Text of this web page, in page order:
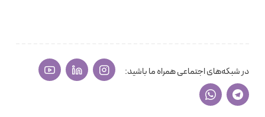
در شبکه‌های اجتماعی همراه ما باشید: